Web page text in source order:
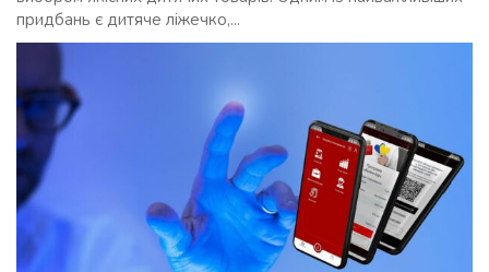
придбань є дитяче ліжечко,...